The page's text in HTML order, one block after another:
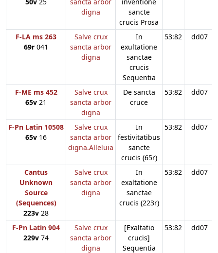
digna
sancte
crucis Prosa
F-LA ms 263
69r 041
Salve crux
sancta arbor
digna
In
exultatione
sanctae
crucis
Sequentia
53:82 dd07
F-ME ms 452
65v 21
Salve crux
sancta arbor
digna
De sancta
cruce
53:82 dd07
F-Pn Latin 10508
65v 16
Salve crux
sancta arbor
digna.Alleluia
In
festivitatibus
sancte
crucis (65r)
53:82 dd07
Cantus
Unknown
Source
(Sequences)
223v 28
Salve crux
sancta arbor
digna
In
exaltatione
sanctae
crucis (223r)
53:82 dd07
F-Pn Latin 904
229v 74
Salve crux
sancta arbor
digna
[Exaltatio
crucis]
Sequentia
53:82 dd07